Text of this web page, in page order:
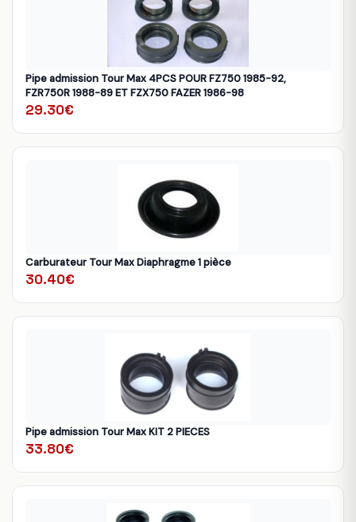
Pipe admission Tour Max 4PCS POUR FZ750 1985-92,
FZR750R 1988-89 ET FZX750 FAZER 1986-98
29.30€
Carburateur Tour Max Diaphragme 1 pièce
30.40€
Pipe admission Tour Max KIT 2 PIECES
33.80€